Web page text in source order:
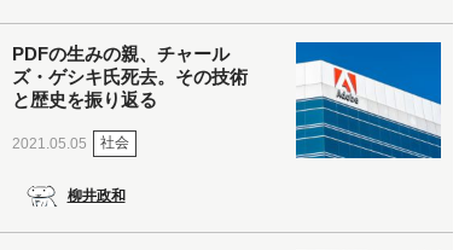
PDFの生みの親、チャール
ズ・ゲシキ氏死去。その技術
と歴史を振り返る
2021.05.05 社会
柳井政和